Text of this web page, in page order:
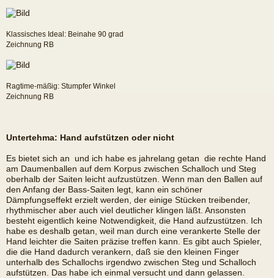
Klassisches Ideal: Beinahe 90 grad
Zeichnung RB
Ragtime-mäßig: Stumpfer Winkel
Zeichnung RB
Untertehma: Hand aufstützen oder nicht
Es bietet sich an  und ich habe es jahrelang getan  die rechte Hand
am Daumenballen auf dem Korpus zwischen Schalloch und Steg
oberhalb der Saiten leicht aufzustützen. Wenn man den Ballen auf
den Anfang der Bass-Saiten legt, kann ein schöner
Dämpfungseffekt erzielt werden, der einige Stücken treibender,
rhythmischer aber auch viel deutlicher klingen läßt. Ansonsten
besteht eigentlich keine Notwendigkeit, die Hand aufzustützen. Ich
habe es deshalb getan, weil man durch eine verankerte Stelle der
Hand leichter die Saiten präzise treffen kann. Es gibt auch Spieler,
die die Hand dadurch verankern, daß sie den kleinen Finger
unterhalb des Schallochs irgendwo zwischen Steg und Schalloch
aufstützen. Das habe ich einmal versucht und dann gelassen.